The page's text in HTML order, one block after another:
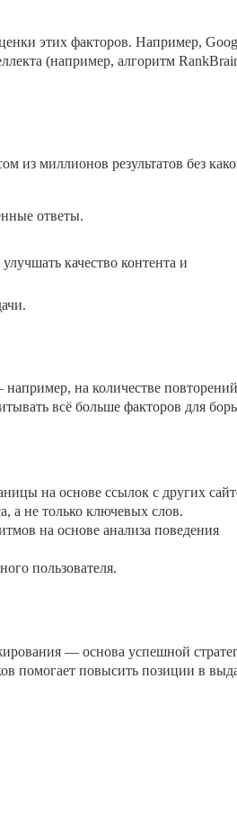
этих факторов. Например,
(например, алгоритм
из миллионов результатов без
ответы.
качество контента и
на количестве повторений
всё больше факторов для
на основе ссылок с других
а не только ключевых слов.
на основе анализа поведения
пользователя.
— основа успешной
помогает повысить позиции в